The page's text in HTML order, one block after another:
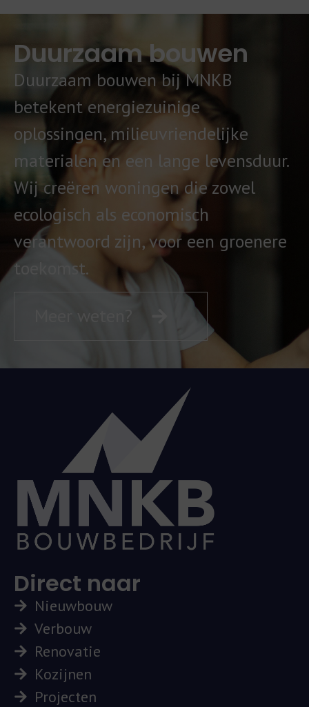
Duurzaam bouwen
Duurzaam bouwen bij MNKB
betekent energiezuinige
oplossingen, milieuvriendelijke
materialen en een lange levensduur.
Wij creëren woningen die zowel
ecologisch als economisch
verantwoord zijn, voor een groenere
toekomst.
Direct naar
Nieuwbouw
Verbouw
Renovatie
Kozijnen
Projecten